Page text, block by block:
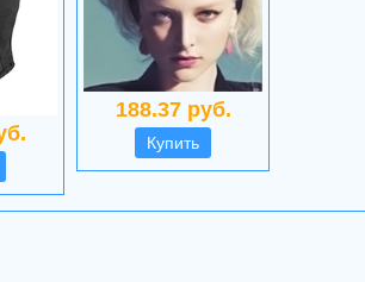
188.37 руб.
Купить